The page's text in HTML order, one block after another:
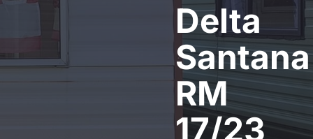
Delta
Santana
RM
17/23